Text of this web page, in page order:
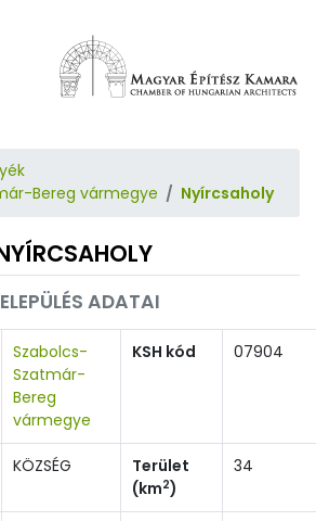
Bereg vármegye
Nyírcsaholy
ADATAI
Szabolcs-
Szatmár-
Bereg
vármegye
KSH kód 07904
KÖZSÉG
Terület
(km2)
34